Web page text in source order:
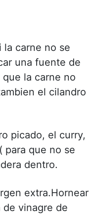
la carne no se
una fuente de
la carne no
el cilandro
picado, el curry,
para que no se
dentro.
extra.Hornear
de vinagre de